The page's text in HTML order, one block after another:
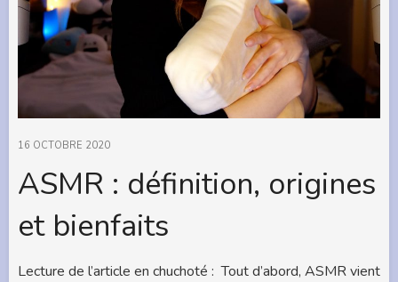
16 OCTOBRE 2020
ASMR : définition, origines
et bienfaits
Lecture de l’article en chuchoté : Tout d’abord, ASMR vient